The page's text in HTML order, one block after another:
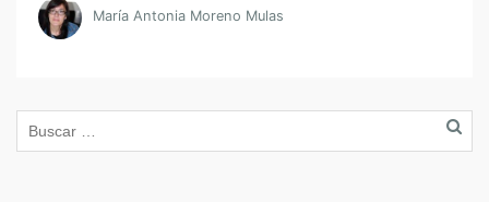
María Antonia Moreno Mulas